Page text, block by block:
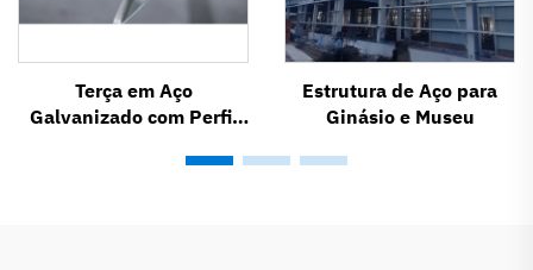
Terça em Aço
Galvanizado com Perfil
Estrutura de Aço para
Ginásio e Museu